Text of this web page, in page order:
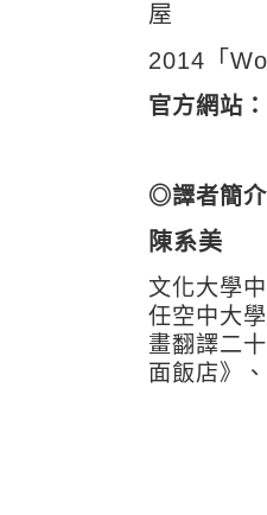
屋
2014 「
官方網站：
◎譯者簡介
陳系美
文化大學
任空中大
畫翻譯二
面飯店》